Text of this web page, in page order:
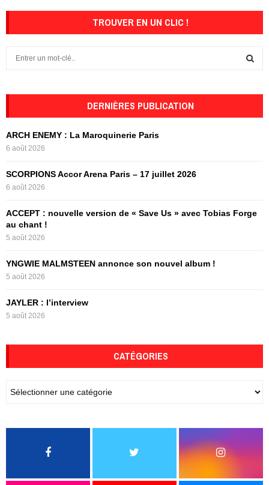
TROUVER EN UN CLIC !
o
r
DERNIÈRES PUBLICATION
ARCH ENEMY : La Maroquinerie Paris
6 août 2026
SCORPIONS Accor Arena Paris – 17 juillet 2026
6 août 2026
ACCEPT : nouvelle version de « Save Us » avec Tobias Forge
au chant !
5 août 2026
YNGWIE MALMSTEEN annonce son nouvel album !
5 août 2026
JAYLER : l’interview
5 août 2026
CATÉGORIES